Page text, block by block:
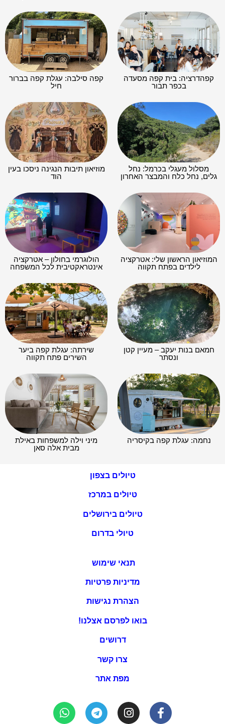
קפהדרציה: בית קפה מסעדה
בכפר תבור
קפה סילבה: עגלת קפה בברור
חיל
מסלול מעגלי בכרמל: נחל
גלים, נחל כלח והמבצר האחרון
מוזיאון תיבות הנגינה ניסכו בעין
הוד
המוזיאון הראשון שלי: אטרקציה
לילדים בפתח תקווה
הולוגרמי בחולון – אטרקציה
אינטראקטיבית לכל המשפחה
חמאם בנות יעקב – מעיין קטן
ונסתר​
שירתה: עגלת קפה ביער
השירים פתח תקווה
נחמה: עגלת קפה בקיסריה
מיני וילה למשפחות באילת
מבית אלה סאן
טיולים בצפון
טיולים במרכז
טיולים בירושלים
טיולי בדרום
תנאי שימוש
מדיניות פרטיות
הצהרת נגישות
בואו לפרסם אצלנו!
דרושים
צרו קשר
מפת אתר